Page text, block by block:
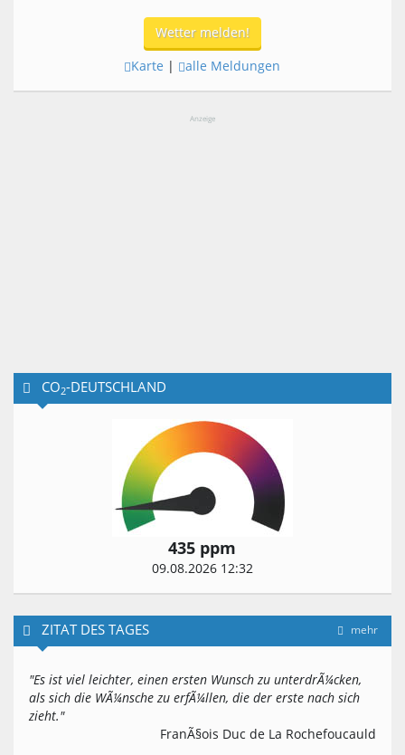
Wetter melden!
Karte | alle Meldungen
Anzeige
CO2-DEUTSCHLAND
435 ppm
09.08.2026 12:32
mehr
ZITAT DES TAGES
"Es ist viel leichter, einen ersten Wunsch zu unterdrÃ¼cken,
als sich die WÃ¼nsche zu erfÃ¼llen, die der erste nach sich
zieht."
FranÃ§ois Duc de La Rochefoucauld